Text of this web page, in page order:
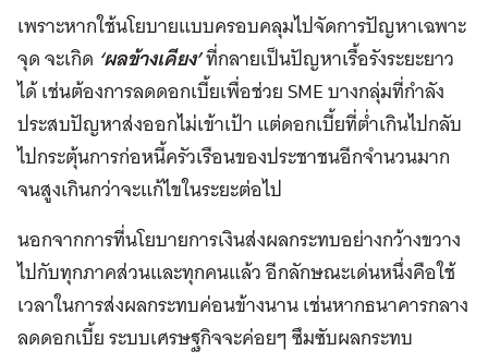
เพราะหากใช้นโยบายแบบครอบคลุมไปจัดการปัญหาเฉพาะ
จุด จะเกิด ‘ผลข้างเคียง’ที่กลายเป็นปัญหาเรื้อรังระยะยาว
ได้ เช่นต้องการลดดอกเบี้ยเพื่อช่วย SME บางกลุ่มที่กำลัง
ประสบปัญหาส่งออกไม่เข้าเป้า แต่ดอกเบี้ยที่ต่ำเกินไปกลับ
ไปกระตุ้นการก่อหนี้ครัวเรือนของประชาชนอีกจำนวนมาก
จนสูงเกินกว่าจะแก้ไขในระยะต่อไป
นอกจากการที่นโยบายการเงินส่งผลกระทบอย่างกว้างขวาง
ไปกับทุกภาคส่วนและทุกคนแล้ว อีกลักษณะเด่นหนึ่งคือใช้
เวลาในการส่งผลกระทบค่อนข้างนาน เช่นหากธนาคารกลาง
ลดดอกเบี้ย ระบบเศรษฐกิจจะค่อยๆ ซึมซับผลกระทบ